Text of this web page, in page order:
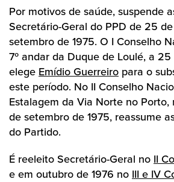
Por motivos de saúde, suspende
Secretário-Geral do PPD de 25
setembro de 1975. O I Conselho
7º andar da Duque de Loulé, a
elege Emídio Guerreiro para o
este período. No II Conselho
Estalagem da Via Norte no Porto,
de setembro de 1975, reassume
do Partido.
É reeleito Secretário-Geral no II
e em outubro de 1976 no III e IV